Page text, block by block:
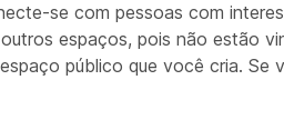
se com pessoas com
espaços, pois não estão
público que você cria. Se